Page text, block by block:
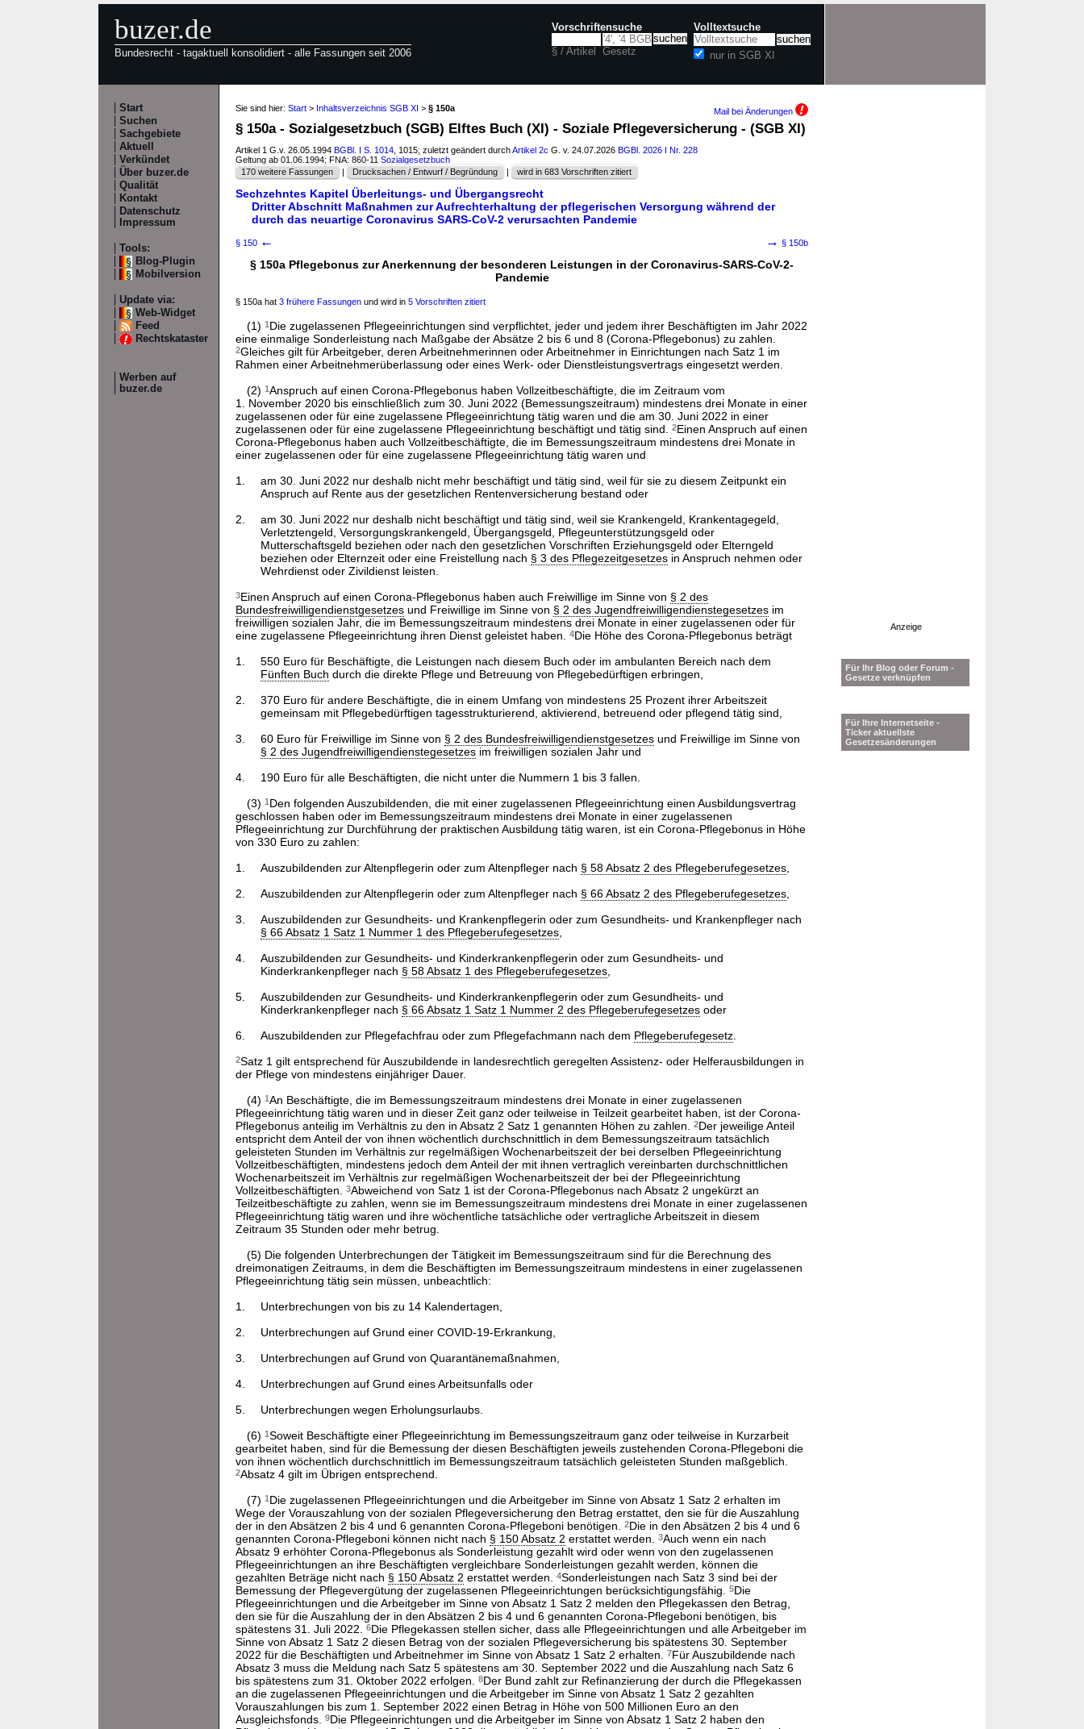
buzer.de
Bundesrecht - tagaktuell konsolidiert - alle Fassungen seit 2006
Vorschriftensuche
§ / Artikel Gesetz
Volltextsuche
nur in SGB XI
Start
Suchen
Sachgebiete
Aktuell
Verkündet
Über buzer.de
Qualität
Kontakt
Datenschutz
Impressum
Tools:
Blog-Plugin
Mobilversion
Update via:
Web-Widget
Feed
Rechtskataster
Werben auf
buzer.de
Sie sind hier: Start > Inhaltsverzeichnis SGB XI > § 150a Mail bei Änderungen
§ 150a - Sozialgesetzbuch (SGB) Elftes Buch (XI) - Soziale Pflegeversicherung - (SGB XI)
Artikel 1 G.v. 26.05.1994 BGBl. I S. 1014 , 1015; zuletzt geändert durchArtikel 2c G. v. 24.07.2026 BGBl. 2026 I Nr. 228
Geltung ab 01.06.1994; FNA: 860-11 Sozialgesetzbuch
170 weitere Fassungen
| Drucksachen / Entwurf / Begründung | wird in 683 Vorschriften zitiert
Sechzehntes Kapitel Überleitungs- und Übergangsrecht
Dritter Abschnitt Maßnahmen zur Aufrechterhaltung der pflegerischen Versorgung während der
durch das neuartige Coronavirus SARS-CoV-2 verursachten Pandemie
§ 150 ← → § 150b
§ 150a Pflegebonus zur Anerkennung der besonderen Leistungen in der Coronavirus-SARS-CoV-2-
Pandemie
§ 150a hat 3 frühere Fassungen und wird in 5 Vorschriften zitiert
(1) 1Die zugelassenen Pflegeeinrichtungen sind verpflichtet, jeder und jedem ihrer Beschäftigten im Jahr 2022
eine einmalige Sonderleistung nach Maßgabe der Absätze 2 bis 6 und 8 (Corona-Pflegebonus) zu zahlen.
2Gleiches gilt für Arbeitgeber, deren Arbeitnehmerinnen oder Arbeitnehmer in Einrichtungen nach Satz 1 im
Rahmen einer Arbeitnehmerüberlassung oder eines Werk- oder Dienstleistungsvertrags eingesetzt werden.
(2) 1Anspruch auf einen Corona-Pflegebonus haben Vollzeitbeschäftigte, die im Zeitraum vom
1. November 2020 bis einschließlich zum 30. Juni 2022 (Bemessungszeitraum) mindestens drei Monate in einer
zugelassenen oder für eine zugelassene Pflegeeinrichtung tätig waren und die am 30. Juni 2022 in einer
zugelassenen oder für eine zugelassene Pflegeeinrichtung beschäftigt und tätig sind.
2Einen Anspruch auf einen
Corona-Pflegebonus haben auch Vollzeitbeschäftigte, die im Bemessungszeitraum mindestens drei Monate in
einer zugelassenen oder für eine zugelassene Pflegeeinrichtung tätig waren und
1.
am 30. Juni 2022 nur deshalb nicht mehr beschäftigt und tätig sind, weil für sie zu diesem Zeitpunkt ein
Anspruch auf Rente aus der gesetzlichen Rentenversicherung bestand oder
2.
am 30. Juni 2022 nur deshalb nicht beschäftigt und tätig sind, weil sie Krankengeld, Krankentagegeld,
Verletztengeld, Versorgungskrankengeld, Übergangsgeld, Pflegeunterstützungsgeld oder
Mutterschaftsgeld beziehen oder nach den gesetzlichen Vorschriften Erziehungsgeld oder Elterngeld
beziehen oder Elternzeit oder eine Freistellung nach § 3 des Pflegezeitgesetzesin Anspruch nehmen oder
Wehrdienst oder Zivildienst leisten.
3Einen Anspruch auf einen Corona-Pflegebonus haben auch Freiwillige im Sinne von § 2 des
Bundesfreiwilligendienstgesetzes und Freiwillige im Sinne von § 2 des Jugendfreiwilligendienstegesetzes im
freiwilligen sozialen Jahr, die im Bemessungszeitraum mindestens drei Monate in einer zugelassenen oder für
eine zugelassene Pflegeeinrichtung ihren Dienst geleistet haben.
4Die Höhe des Corona-Pflegebonus beträgt
1.
550 Euro für Beschäftigte, die Leistungen nach diesem Buch oder im ambulanten Bereich nach dem
Fünften Buch durch die direkte Pflege und Betreuung von Pflegebedürftigen erbringen,
2.
370 Euro für andere Beschäftigte, die in einem Umfang von mindestens 25 Prozent ihrer Arbeitszeit
gemeinsam mit Pflegebedürftigen tagesstrukturierend, aktivierend, betreuend oder pflegend tätig sind,
3.
60 Euro für Freiwillige im Sinne von § 2 des Bundesfreiwilligendienstgesetzesund Freiwillige im Sinne von
§ 2 des Jugendfreiwilligendienstegesetzesim freiwilligen sozialen Jahr und
4.
190 Euro für alle Beschäftigten, die nicht unter die Nummern 1 bis 3 fallen.
(3) 1Den folgenden Auszubildenden, die mit einer zugelassenen Pflegeeinrichtung einen Ausbildungsvertrag
geschlossen haben oder im Bemessungszeitraum mindestens drei Monate in einer zugelassenen
Pflegeeinrichtung zur Durchführung der praktischen Ausbildung tätig waren, ist ein Corona-Pflegebonus in Höhe
von 330 Euro zu zahlen:
1.
Auszubildenden zur Altenpflegerin oder zum Altenpfleger nach § 58 Absatz 2 des Pflegeberufegesetzes,
2.
Auszubildenden zur Altenpflegerin oder zum Altenpfleger nach § 66 Absatz 2 des Pflegeberufegesetzes,
3.
Auszubildenden zur Gesundheits- und Krankenpflegerin oder zum Gesundheits- und Krankenpfleger nach
§ 66 Absatz 1 Satz 1 Nummer 1 des Pflegeberufegesetzes,
4.
Auszubildenden zur Gesundheits- und Kinderkrankenpflegerin oder zum Gesundheits- und
Kinderkrankenpfleger nach § 58 Absatz 1 des Pflegeberufegesetzes,
5.
Auszubildenden zur Gesundheits- und Kinderkrankenpflegerin oder zum Gesundheits- und
Kinderkrankenpfleger nach § 66 Absatz 1 Satz 1 Nummer 2 des Pflegeberufegesetzesoder
6.
Auszubildenden zur Pflegefachfrau oder zum Pflegefachmann nach dem Pflegeberufegesetz.
2Satz 1 gilt entsprechend für Auszubildende in landesrechtlich geregelten Assistenz- oder Helferausbildungen in
der Pflege von mindestens einjähriger Dauer.
(4) 1An Beschäftigte, die im Bemessungszeitraum mindestens drei Monate in einer zugelassenen
Pflegeeinrichtung tätig waren und in dieser Zeit ganz oder teilweise in Teilzeit gearbeitet haben, ist der Corona-
Pflegebonus anteilig im Verhältnis zu den in Absatz 2 Satz 1 genannten Höhen zu zahlen.
2Der jeweilige Anteil
entspricht dem Anteil der von ihnen wöchentlich durchschnittlich in dem Bemessungszeitraum tatsächlich
geleisteten Stunden im Verhältnis zur regelmäßigen Wochenarbeitszeit der bei derselben Pflegeeinrichtung
Vollzeitbeschäftigten, mindestens jedoch dem Anteil der mit ihnen vertraglich vereinbarten durchschnittlichen
Wochenarbeitszeit im Verhältnis zur regelmäßigen Wochenarbeitszeit der bei der Pflegeeinrichtung
Vollzeitbeschäftigten.
3Abweichend von Satz 1 ist der Corona-Pflegebonus nach Absatz 2 ungekürzt an
Teilzeitbeschäftigte zu zahlen, wenn sie im Bemessungszeitraum mindestens drei Monate in einer zugelassenen
Pflegeeinrichtung tätig waren und ihre wöchentliche tatsächliche oder vertragliche Arbeitszeit in diesem
Zeitraum 35 Stunden oder mehr betrug.
(5) Die folgenden Unterbrechungen der Tätigkeit im Bemessungszeitraum sind für die Berechnung des
dreimonatigen Zeitraums, in dem die Beschäftigten im Bemessungszeitraum mindestens in einer zugelassenen
Pflegeeinrichtung tätig sein müssen, unbeachtlich:
1.
Unterbrechungen von bis zu 14 Kalendertagen,
2.
Unterbrechungen auf Grund einer COVID-19-Erkrankung,
3.
Unterbrechungen auf Grund von Quarantänemaßnahmen,
4.
Unterbrechungen auf Grund eines Arbeitsunfalls oder
5.
Unterbrechungen wegen Erholungsurlaubs.
(6) 1Soweit Beschäftigte einer Pflegeeinrichtung im Bemessungszeitraum ganz oder teilweise in Kurzarbeit
gearbeitet haben, sind für die Bemessung der diesen Beschäftigten jeweils zustehenden Corona-Pflegeboni die
von ihnen wöchentlich durchschnittlich im Bemessungszeitraum tatsächlich geleisteten Stunden maßgeblich.
2Absatz 4 gilt im Übrigen entsprechend.
(7) 1Die zugelassenen Pflegeeinrichtungen und die Arbeitgeber im Sinne von Absatz 1 Satz 2 erhalten im
Wege der Vorauszahlung von der sozialen Pflegeversicherung den Betrag erstattet, den sie für die Auszahlung
der in den Absätzen 2 bis 4 und 6 genannten Corona-Pflegeboni benötigen.
2Die in den Absätzen 2 bis 4 und 6
genannten Corona-Pflegeboni können nicht nach § 150 Absatz 2 erstattet werden. 3Auch wenn ein nach
Absatz 9 erhöhter Corona-Pflegebonus als Sonderleistung gezahlt wird oder wenn von den zugelassenen
Pflegeeinrichtungen an ihre Beschäftigten vergleichbare Sonderleistungen gezahlt werden, können die
gezahlten Beträge nicht nach § 150 Absatz 2 erstattet werden. 4Sonderleistungen nach Satz 3 sind bei der
Bemessung der Pflegevergütung der zugelassenen Pflegeeinrichtungen berücksichtigungsfähig.
5Die
Pflegeeinrichtungen und die Arbeitgeber im Sinne von Absatz 1 Satz 2 melden den Pflegekassen den Betrag,
den sie für die Auszahlung der in den Absätzen 2 bis 4 und 6 genannten Corona-Pflegeboni benötigen, bis
spätestens 31. Juli 2022.
6Die Pflegekassen stellen sicher, dass alle Pflegeeinrichtungen und alle Arbeitgeber im
Sinne von Absatz 1 Satz 2 diesen Betrag von der sozialen Pflegeversicherung bis spätestens 30. September
2022 für die Beschäftigten und Arbeitnehmer im Sinne von Absatz 1 Satz 2 erhalten.
7Für Auszubildende nach
Absatz 3 muss die Meldung nach Satz 5 spätestens am 30. September 2022 und die Auszahlung nach Satz 6
bis spätestens zum 31. Oktober 2022 erfolgen.
8Der Bund zahlt zur Refinanzierung der durch die Pflegekassen
an die zugelassenen Pflegeeinrichtungen und die Arbeitgeber im Sinne von Absatz 1 Satz 2 gezahlten
Vorauszahlungen bis zum 1. September 2022 einen Betrag in Höhe von 500 Millionen Euro an den
Ausgleichsfonds.
9Die Pflegeeinrichtungen und die Arbeitgeber im Sinne von Absatz 1 Satz 2 haben den
Anzeige
Für Ihr Blog oder Forum -
Gesetze verknüpfen
Für Ihre Internetseite -
Ticker aktuellste
Gesetzesänderungen